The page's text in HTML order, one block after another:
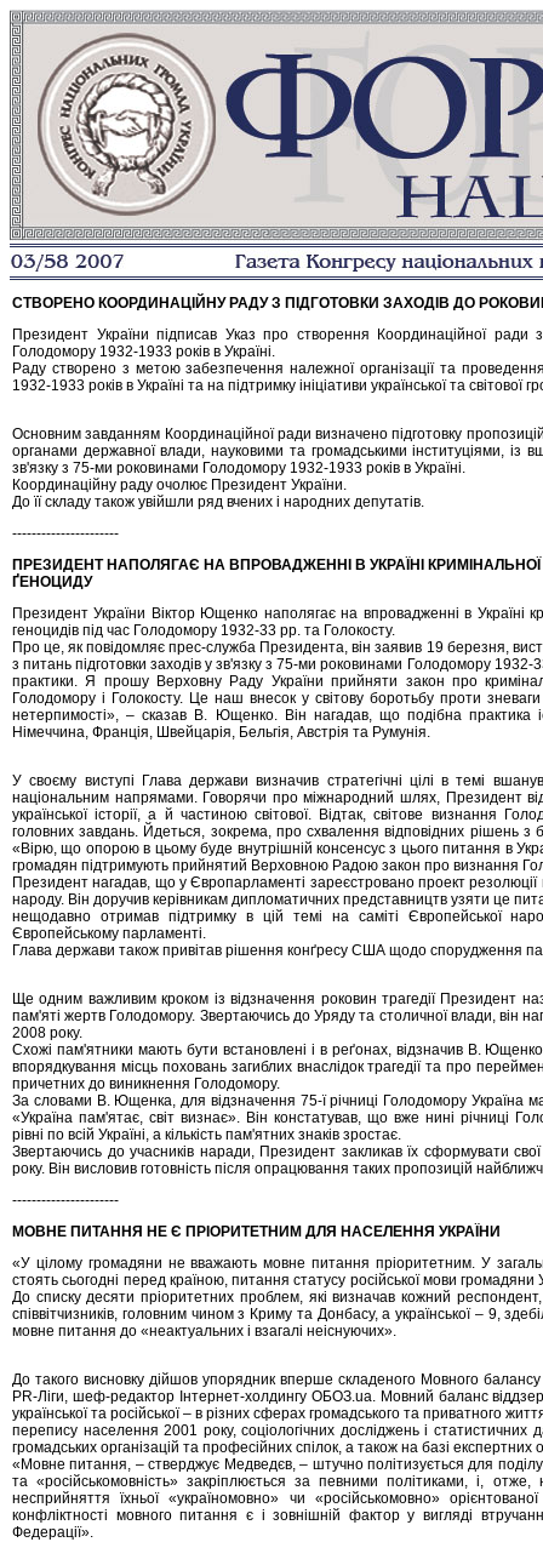
СТВОРЕНО КООРДИНАЦІЙНУ РАДУ З ПІДГОТОВКИ ЗАХОДІВ ДО
Президент України підписав Указ про створення Координаційної ради
Голодомору 1932-1933 років в Україні.
Раду створено з метою забезпечення належної організації та
1932-1933 років в Україні та на підтримку ініціативи української та світової
Основним завданням Координаційної ради визначено підготовку
органами державної влади, науковими та громадськими інституціями, із
зв'язку з 75-ми роковинами Голодомору 1932-1933 років в Україні.
Координаційну раду очолює Президент України.
До її складу також увійшли ряд вчених і народних депутатів.
----------------------
ПРЕЗИДЕНТ НАПОЛЯГАЄ НА ВПРОВАДЖЕННІ В УКРАЇНІ
ҐЕНОЦИДУ
Президент України Віктор Ющенко наполягає на впровадженні в Україні
геноцидів під час Голодомору 1932-33 рр. та Голокосту.
Про це, як повідомляє прес-служба Президента, він заявив 19 березня,
з питань підготовки заходів у зв'язку з 75-ми роковинами Голодомору
практики. Я прошу Верховну Раду України прийняти закон про
Голодомору і Голокосту. Це наш внесок у світову боротьбу проти
нетерпимості», – сказав В. Ющенко. Він нагадав, що подібна практика
Німеччина, Франція, Швейцарія, Бельгія, Австрія та Румунія.
У своєму виступі Глава держави визначив стратегічні цілі в темі
національним напрямами. Говорячи про міжнародний шлях, Президент
української історії, а й частиною світової. Відтак, світове визнання
головних завдань. Йдеться, зокрема, про схвалення відповідних рішень
«Вірю, що опорою в цьому буде внутрішній консенсус з цього питання в
громадян підтримують прийнятий Верховною Радою закон про визнання
Президент нагадав, що у Європарламенті зареєстровано проект
народу. Він доручив керівникам дипломатичних представництв узяти це
нещодавно отримав підтримку в цій темі на саміті Європейської
Європейському парламенті.
Глава держави також привітав рішення конґресу США щодо спорудження
Ще одним важливим кроком із відзначення роковин трагедії Президент
пам'яті жертв Голодомору. Звертаючись до Уряду та столичної влади, він
2008 року.
Схожі пам'ятники мають бути встановлені і в реґонах, відзначив В.
впорядкування місць поховань загиблих внаслідок трагедії та про
причетних до виникнення Голодомору.
За словами В. Ющенка, для відзначення 75-ї річниці Голодомору Україна
«Україна пам'ятає, світ визнає». Він констатував, що вже нині річниці
рівні по всій Україні, а кількість пам'ятних знаків зростає.
Звертаючись до учасників наради, Президент закликав їх сформувати
року. Він висловив готовність після опрацювання таких пропозицій
----------------------
МОВНЕ ПИТАННЯ НЕ Є ПРІОРИТЕТНИМ ДЛЯ НАСЕЛЕННЯ УКРАЇНИ
«У цілому громадяни не вважають мовне питання пріоритетним. У
стоять сьогодні перед країною, питання статусу російської мови
До списку десяти пріоритетних проблем, які визначав кожний
співвітчизників, головним чином з Криму та Донбасу, а української – 9,
мовне питання до «неактуальних і взагалі неіснуючих».
До такого висновку дійшов упорядник вперше складеного Мовного
PR-Ліги, шеф-редактор Інтернет-холдингу ОБОЗ.ua. Мовний баланс
української та російської – в різних сферах громадського та приватного
перепису населення 2001 року, соціологічних досліджень і
громадських організацій та професійних спілок, а також на базі експертних
«Мовне питання, – стверджує Медведєв, – штучно політизується для поділу
та «російськомовність» закріплюється за певними політиками, і,
несприйняття їхньої «україномовно» чи «російськомовно»
конфліктності мовного питання є і зовнішній фактор у вигляді
Федерації».